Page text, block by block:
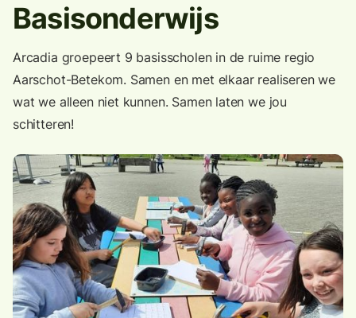
Basisonderwijs
Arcadia groepeert 9 basisscholen in de ruime regio
Aarschot-Betekom. Samen en met elkaar realiseren we
wat we alleen niet kunnen. Samen laten we jou
schitteren!